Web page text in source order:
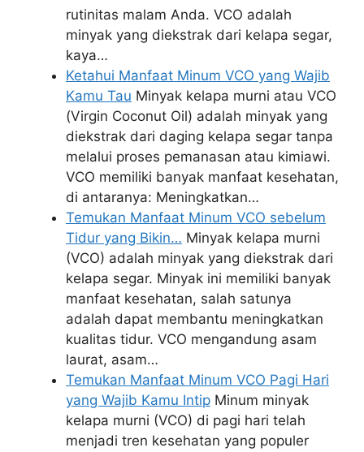
rutinitas malam Anda. VCO adalah
minyak yang diekstrak dari kelapa segar,
kaya…
Ketahui Manfaat Minum VCO yang Wajib
Kamu Tau Minyak kelapa murni atau VCO
(Virgin Coconut Oil) adalah minyak yang
diekstrak dari daging kelapa segar tanpa
melalui proses pemanasan atau kimiawi.
VCO memiliki banyak manfaat kesehatan,
di antaranya: Meningkatkan…
Temukan Manfaat Minum VCO sebelum
Tidur yang Bikin… Minyak kelapa murni
(VCO) adalah minyak yang diekstrak dari
kelapa segar. Minyak ini memiliki banyak
manfaat kesehatan, salah satunya
adalah dapat membantu meningkatkan
kualitas tidur. VCO mengandung asam
laurat, asam…
Temukan Manfaat Minum VCO Pagi Hari
yang Wajib Kamu Intip Minum minyak
kelapa murni (VCO) di pagi hari telah
menjadi tren kesehatan yang populer